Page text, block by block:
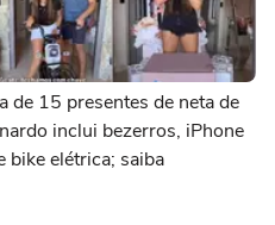
de 15 presentes de neta de
inclui bezerros, iPhone
bike elétrica; saiba